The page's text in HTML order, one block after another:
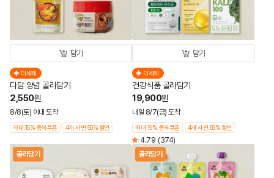
담기
더세페
다담 양념 골라담기
2,550원
8/8(토) 이내 도착
최대 15% 중복쿠폰 4개 사면 50% 할인
담기
더세페
건강식품 골라담기
19,900원
내일 8/7(금) 도착
최대 15% 중복쿠폰 4개 사면 55% 할인
4.79 (374)
골라담기
골라담기